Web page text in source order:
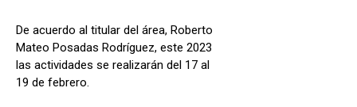
De acuerdo al titular del área, Roberto
Mateo Posadas Rodríguez, este 2023
las actividades se realizarán del 17 al
19 de febrero.